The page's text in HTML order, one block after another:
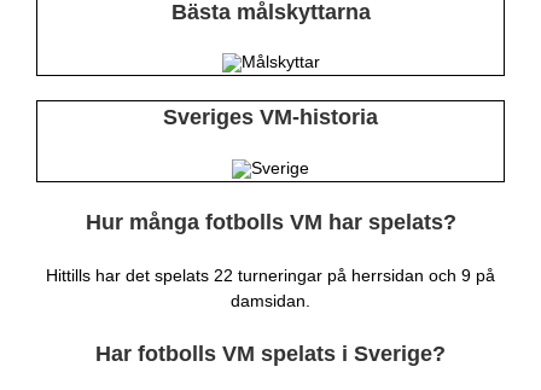
Bästa målskyttarna
Sveriges VM-historia
Hur många fotbolls VM har spelats?
Hittills har det spelats 22 turneringar på herrsidan och 9 på
damsidan.
Har fotbolls VM spelats i Sverige?